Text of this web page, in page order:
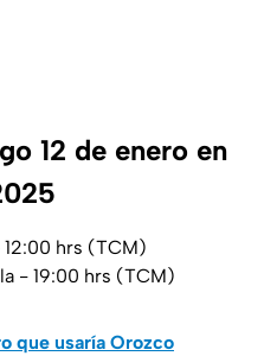
12 de enero en
hrs (TCM)
- 19:00 hrs (TCM)
que usaría Orozco